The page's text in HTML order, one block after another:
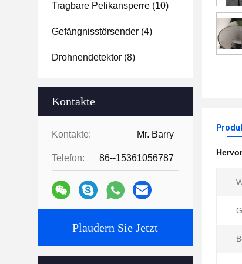
Tragbare Pelikansperre (10)
Gefängnisstörsender (4)
Drohnendetektor (8)
Kontakte
Kontakte: Mr. Barry
Telefon: 86--15361056787
Plaudern Sie Jetzt